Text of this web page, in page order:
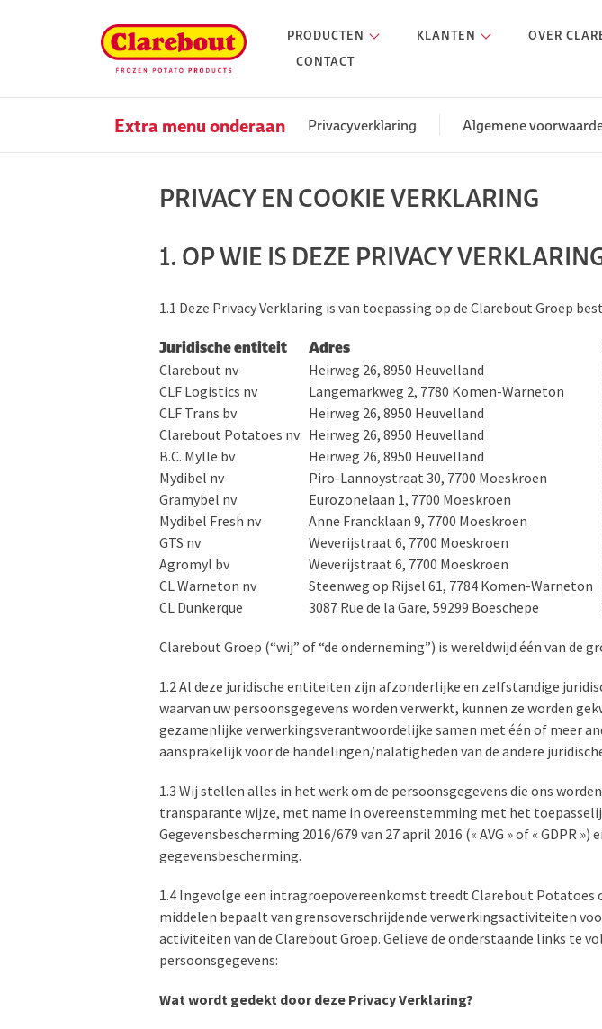
PRODUCTEN KLANTEN OVER
CONTACT
Extra menu onderaan Privacyverklaring Algemene
PRIVACY EN COOKIE VERKLARING
1. OP WIE IS DEZE PRIVACY
1.1 Deze Privacy Verklaring is van toepassing op de Clarebout Groep
Juridische entiteit Adres
Clarebout nv Heirweg 26, 8950 Heuvelland
CLF Logistics nv
Langemarkweg 2, 7780 Komen-Warneton
CLF Trans bv
Heirweg 26, 8950 Heuvelland
Clarebout Potatoes nv Heirweg 26, 8950 Heuvelland
B.C. Mylle bv
Heirweg 26, 8950 Heuvelland
Mydibel nv
Piro-Lannoystraat 30, 7700 Moeskroen
Gramybel nv
Eurozonelaan 1, 7700 Moeskroen
Mydibel Fresh nv
Anne Francklaan 9, 7700 Moeskroen
GTS nv
Weverijstraat 6, 7700 Moeskroen
Agromyl bv
Weverijstraat 6, 7700 Moeskroen
CL Warneton nv
Steenweg op Rijsel 61, 7784 Komen-Warneton
CL Dunkerque
3087 Rue de la Gare, 59299 Boeschepe
Clarebout Groep (“wij” of “de onderneming”) is wereldwijd één van
1.2 Al deze juridische entiteiten zijn afzonderlijke en zelfstandige
waarvan uw persoonsgegevens worden verwerkt, kunnen ze worden
gezamenlijke verwerkingsverantwoordelijke samen met één of meer
aansprakelijk voor de handelingen/nalatigheden van de andere
1.3 Wij stellen alles in het werk om de persoonsgegevens die ons
transparante wijze, met name in overeenstemming met het
Gegevensbescherming 2016/679 van 27 april 2016 (« AVG » of « GDPR
gegevensbescherming.
1.4 Ingevolge een intragroepovereenkomst treedt Clarebout Potatoes
middelen bepaalt van grensoverschrijdende verwerkingsactiviteiten
activiteiten van de Clarebout Groep. Gelieve de onderstaande links te
persoonsgegevens:
Wat wordt gedekt door deze Privacy Verklaring?